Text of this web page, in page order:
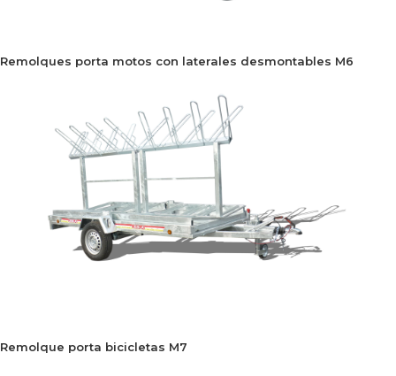
Remolques porta motos con laterales desmontables M6
Remolque porta bicicletas M7